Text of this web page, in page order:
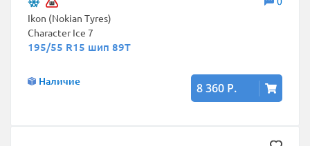
Ikon (Nokian Tyres)
Character Ice 7
195/55 R15 шип 89T
Наличие 8 360 Р.